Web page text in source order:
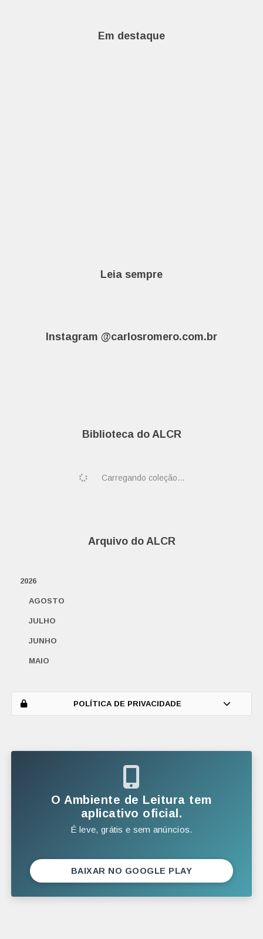
Em destaque
Leia sempre
Instagram @carlosromero.com.br
Biblioteca do ALCR
Carregando coleção...
Arquivo do ALCR
2026
AGOSTO
JULHO
JUNHO
MAIO
AGOSTO
POLÍTICA DE PRIVACIDADE
O Ambiente de Leitura tem
aplicativo oficial.
É leve, grátis e sem anúncios.
BAIXAR NO GOOGLE PLAY